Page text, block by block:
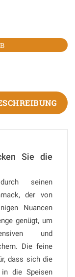
Sie die
seinen
der von
Nuancen
genügt, um
und
Die feine
dass sich die
die Speisen